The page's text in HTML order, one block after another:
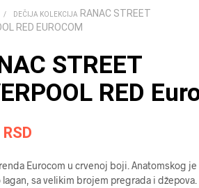
/ DEČIJA KOLEKCIJA RANAC STREET
RED EUROCOM
STREET
RED
RSD
Eurocom u crvenoj boji. Anatomskog je
lagan, sa velikim brojem pregrada i džepova.